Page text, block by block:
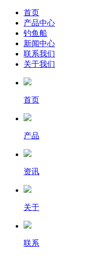
首页
产品中心
钓鱼船
新闻中心
联系我们
关于我们
首页
产品
资讯
关于
联系